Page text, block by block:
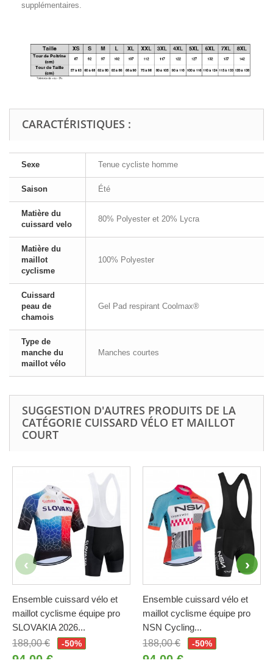
supplémentaires.
CARACTÉRISTIQUES :
Sexe Tenue cycliste homme
Saison Été
Matière du
cuissard velo
80% Polyester et 20% Lycra
Matière du
maillot
cyclisme
100% Polyester
Cuissard
peau de
chamois
Gel Pad respirant Coolmax®
Type de
manche du
maillot vélo
Manches courtes
SUGGESTION D'AUTRES PRODUITS DE LA
CATÉGORIE CUISSARD VÉLO ET MAILLOT
COURT
Ensemble cuissard vélo et
maillot cyclisme équipe pro
SLOVAKIA 2026...
188,00 €
-50%
94,00 €
Ensemble cuissard vélo et
maillot cyclisme équipe pro
NSN Cycling...
188,00 €
-50%
94,00 €